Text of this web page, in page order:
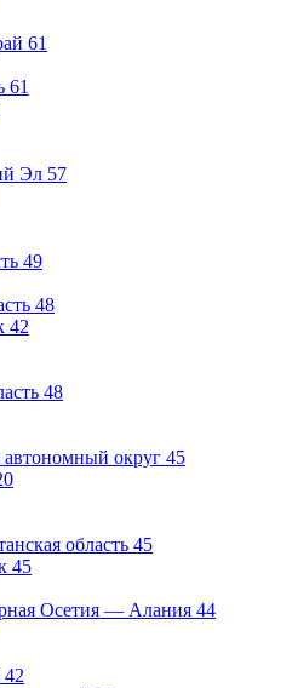
61
61
Эл 57
49
48
42
48
округ 45
область 45
45
Осетия — Алания 44
42